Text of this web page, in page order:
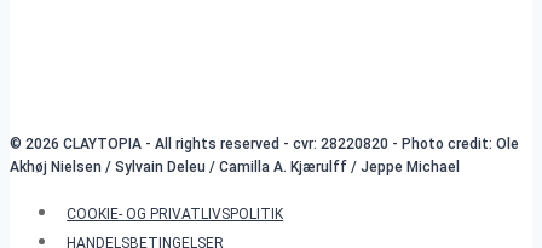
© 2026 CLAYTOPIA - All rights reserved - cvr: 28220820 - Photo credit: Ole
Akhøj Nielsen / Sylvain Deleu / Camilla A. Kjærulff / Jeppe Michael
COOKIE- OG PRIVATLIVSPOLITIK
HANDELSBETINGELSER